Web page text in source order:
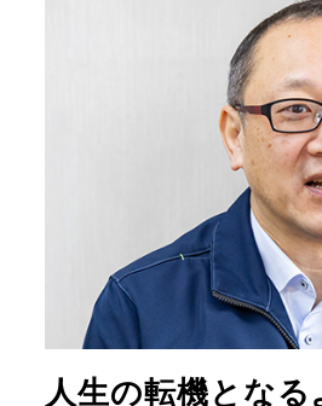
人生の転機とな